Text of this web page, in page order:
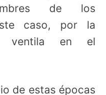
de los
caso, por la
ventila en el
de estas épocas